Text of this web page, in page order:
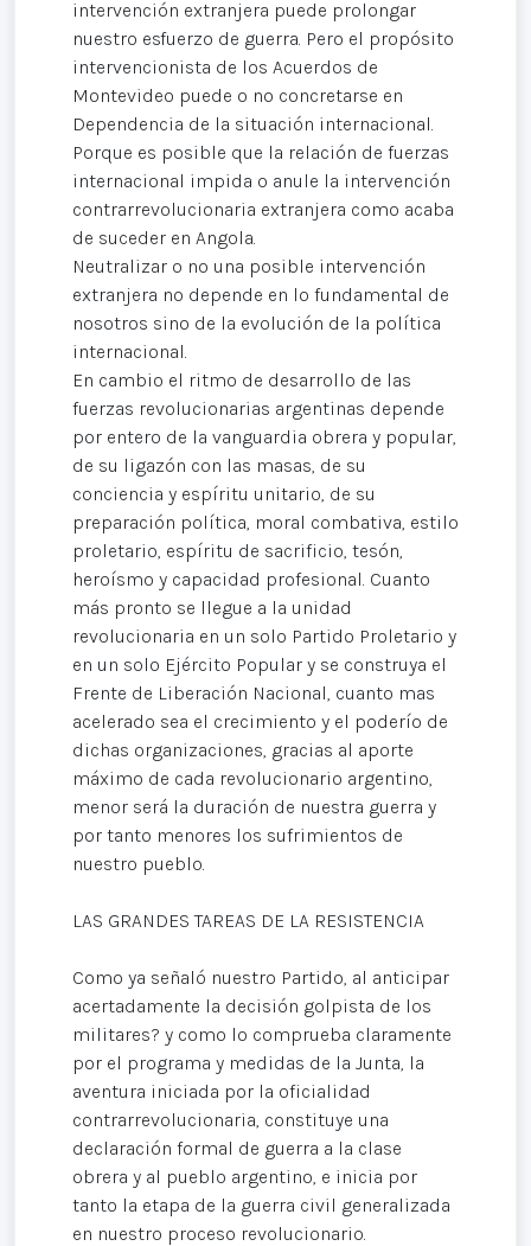
intervención extranjera puede prolongar
nuestro esfuerzo de guerra. Pero el propósito
intervencionista de los Acuerdos de
Montevideo puede o no concretarse en
Dependencia de la situación internacional.
Porque es posible que la relación de fuerzas
internacional impida o anule la intervención
contrarrevolucionaria extranjera como acaba
de suceder en Angola.
Neutralizar o no una posible intervención
extranjera no depende en lo fundamental de
nosotros sino de la evolución de la política
internacional.
En cambio el ritmo de desarrollo de las
fuerzas revolucionarias argentinas depende
por entero de la vanguardia obrera y popular,
de su ligazón con las masas, de su
conciencia y espíritu unitario, de su
preparación política, moral combativa, estilo
proletario, espíritu de sacrificio, tesón,
heroísmo y capacidad profesional. Cuanto
más pronto se llegue a la unidad
revolucionaria en un solo Partido Proletario y
en un solo Ejército Popular y se construya el
Frente de Liberación Nacional, cuanto mas
acelerado sea el crecimiento y el poderío de
dichas organizaciones, gracias al aporte
máximo de cada revolucionario argentino,
menor será la duración de nuestra guerra y
por tanto menores los sufrimientos de
nuestro pueblo.
LAS GRANDES TAREAS DE LA RESISTENCIA
Como ya señaló nuestro Partido, al anticipar
acertadamente la decisión golpista de los
militares? y como lo comprueba claramente
por el programa y medidas de la Junta, la
aventura iniciada por la oficialidad
contrarrevolucionaria, constituye una
declaración formal de guerra a la clase
obrera y al pueblo argentino, e inicia por
tanto la etapa de la guerra civil generalizada
en nuestro proceso revolucionario.